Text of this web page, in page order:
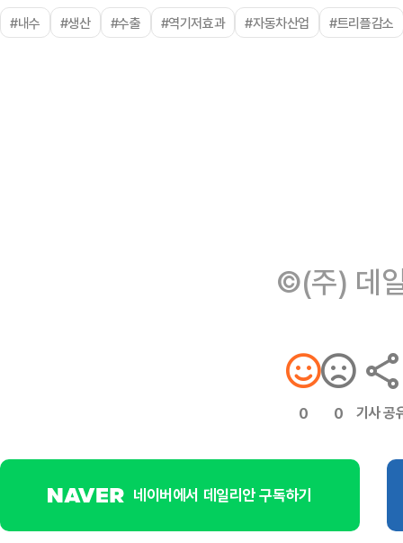
#내수 #생산 #수출 #역기저효과 #자동차산업 #트리플감소
©(주) 데
0 0 기사 공
네이버에서 데일리안 구독하기